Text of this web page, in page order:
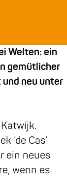
Welten: ein
gemütlicher
neu unter
‘de Cas’
ein neues
wenn es